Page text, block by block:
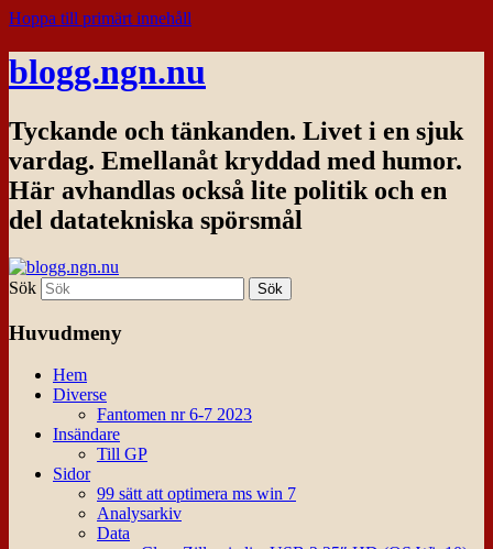
Hoppa till primärt innehåll
blogg.ngn.nu
Tyckande och tänkanden. Livet i en sjuk
vardag. Emellanåt kryddad med humor.
Här avhandlas också lite politik och en
del datatekniska spörsmål
Sök
Huvudmeny
Hem
Diverse
Fantomen nr 6-7 2023
Insändare
Till GP
Sidor
99 sätt att optimera ms win 7
Analysarkiv
Data